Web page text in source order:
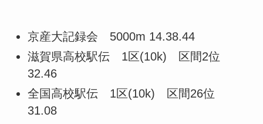
京産大記録会 5000m 14.38.44
滋賀県高校駅伝 1区(10k) 区間2位
32.46
全国高校駅伝 1区(10k) 区間26位
31.08